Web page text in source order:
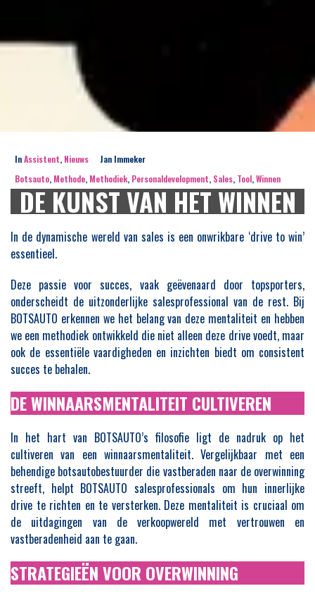
InAssistent, Nieuws
Jan Immeker
Botsauto, Methode, Methodiek, Personaldevelopment, Sales, Tool,Winnen
DE KUNST VAN HET WINNEN
In de dynamische wereld van sales is een onwrikbare ‘drive to win’
essentieel.
Deze passie voor succes, vaak geëvenaard door topsporters,
onderscheidt de uitzonderlijke salesprofessional van de rest. Bij
BOTSAUTO erkennen we het belang van deze mentaliteit en hebben
we een methodiek ontwikkeld die niet alleen deze drive voedt, maar
ook de essentiële vaardigheden en inzichten biedt om consistent
succes te behalen.
DE WINNAARSMENTALITEIT CULTIVEREN
In het hart van BOTSAUTO’s filosofie ligt de nadruk op het
cultiveren van een winnaarsmentaliteit. Vergelijkbaar met een
behendige botsautobestuurder die vastberaden naar de overwinning
streeft, helpt BOTSAUTO salesprofessionals om hun innerlijke
drive te richten en te versterken. Deze mentaliteit is cruciaal om
de uitdagingen van de verkoopwereld met vertrouwen en
vastberadenheid aan te gaan.
STRATEGIEËN VOOR OVERWINNING